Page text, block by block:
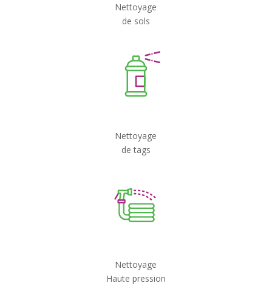
Nettoyage
de sols
Nettoyage
de tags
Nettoyage
Haute pression